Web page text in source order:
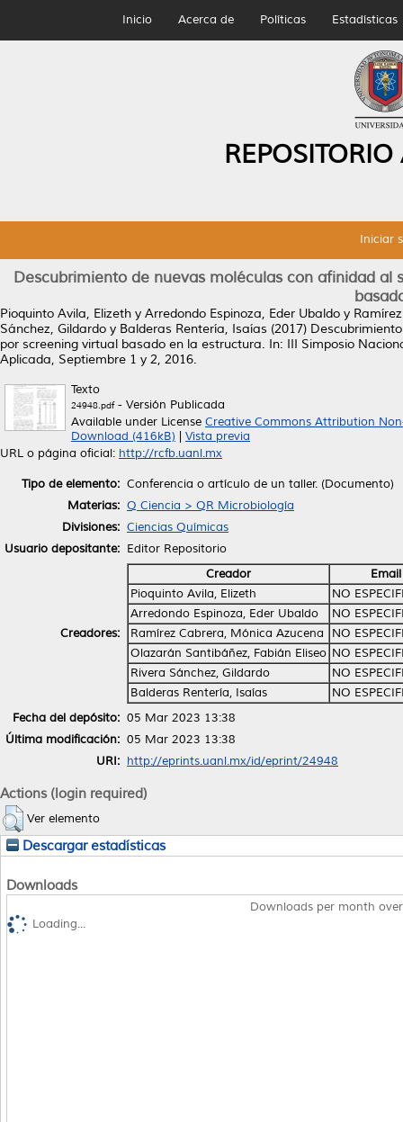
Inicio Acerca de Políticas Estadísticas
Iniciar
Descubrimiento de nuevas moléculas con afinidad
Pioquinto Avila, Elizeth y Arredondo Espinoza, Eder Ubaldo y
Sánchez, Gildardo y Balderas Rentería, Isaías (2017)
por screening virtual basado en la estructura. In: III Simposio
Aplicada, Septiembre 1 y 2, 2016.
Texto
24948.pdf- Versión Publicada
Available under License Creative Commons Attribution
Download (416kB)
Vista previa
URL o página oficial: http://rcfb.uanl.mx
Tipo de elemento: Conferencia o artículo de un taller. (Documento)
Materias: Q Ciencia > QR Microbiología
Divisiones: Ciencias Químicas
Usuario depositante: Editor Repositorio
Creadores:
Creador
Email
Pioquinto Avila, Elizeth
NO
Arredondo Espinoza, Eder Ubaldo
NO
Ramírez Cabrera, Mónica Azucena
NO
Olazarán Santibáñez, Fabián Eliseo NO
Rivera Sánchez, Gildardo
NO
Balderas Rentería, Isaías
NO
Fecha del depósito: 05 Mar 2023 13:38
Última modificación: 05 Mar 2023 13:38
URI: http://eprints.uanl.mx/id/eprint/24948
Actions (login required)
Ver elemento
Descargar estadísticas
Downloads
Downloads per month
Loading...